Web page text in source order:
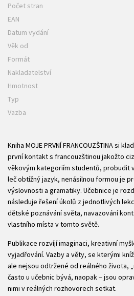
Počet stran
EAN
Datum vydání
Věk od
Formát
Nakladatelství
Hmotnost
Typ
Vazba
Kniha MOJE PRVNÍ FRANCOUZŠTINA si
první kontakt s francouzštinou jakožto
věkovým kategoriím studentů, probudit
leč obtížný jazyk, nenásilnou formou je
výslovnosti a gramatiky. Učebnice je
následuje řešení úkolů z jednotlivých
dětské poznávání světa, navazování
vlastního místa v tomto světě.
Publikace rozvíjí imaginaci, kreativní
vyjadřování. Vazby a věty, se kterými
ale nejsou odtržené od reálného života,
často u učebnic bývá, naopak – jsou
nimi v reálných rozhovorech setkat.